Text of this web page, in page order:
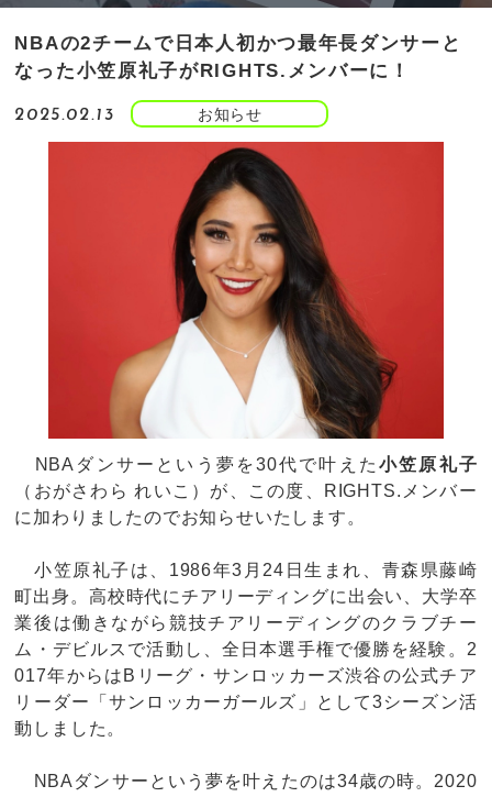
NBAの2チームで日本人初かつ最年長ダンサーと
なった小笠原礼子がRIGHTS.メンバーに！
2025.02.13 お知らせ
NBAダンサーという夢を30代で叶えた小笠原礼子
（おがさわら れいこ）が、この度、RIGHTS.メンバー
に加わりましたのでお知らせいたします。
小笠原礼子は、1986年3月24日生まれ、青森県藤崎
町出身。高校時代にチアリーディングに出会い、大学卒
業後は働きながら競技チアリーディングのクラブチー
ム・デビルスで活動し、全日本選手権で優勝を経験。2
017年からはBリーグ・サンロッカーズ渋谷の公式チア
リーダー「サンロッカーガールズ」として3シーズン活
動しました。
NBAダンサーという夢を叶えたのは34歳の時。2020